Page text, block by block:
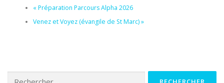
« Préparation Parcours Alpha 2026
Venez et Voyez (évangile de St Marc)»